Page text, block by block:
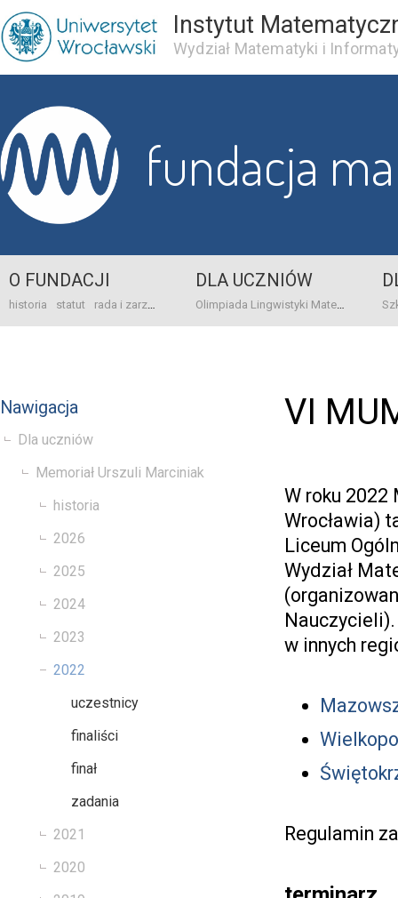
Instytut
Wydział Matematyki i
fundacja
O FUNDACJI
historia statut rada i zarząd dane bankowo-adresowe kontakt
DLA UCZNIÓW
Olimpiada Lingwistyki Matematycznej
Nawigacja
Dla uczniów
Memoriał Urszuli Marciniak
historia
2026
2025
2024
2023
2022
uczestnicy
finaliści
finał
zadania
2021
2020
VI
W roku 2022
Wrocławia)
Liceum
Wydział
w innych
Regulamin